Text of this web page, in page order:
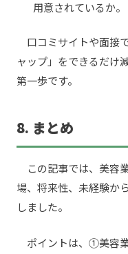
用意されているか。
口コミサイトや面接
ャップ」をできるだけ
第一歩です。
8. まとめ
この記事では、美容
場、将来性、未経験か
しました。
ポイントは、①美容